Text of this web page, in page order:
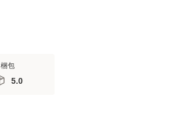
梱包
5.0